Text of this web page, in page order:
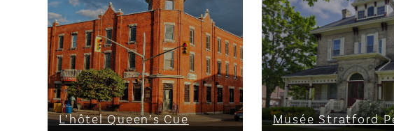
L’hôtel Queen’s Cue Musée Stratford